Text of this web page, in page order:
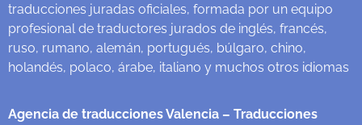
traducciones juradas oficiales, formada por un equipo
profesional de traductores jurados de inglés, francés,
ruso, rumano, alemán, portugués, búlgaro, chino,
holandés, polaco, árabe, italiano y muchos otros idiomas
Agencia de traducciones Valencia – Traducciones